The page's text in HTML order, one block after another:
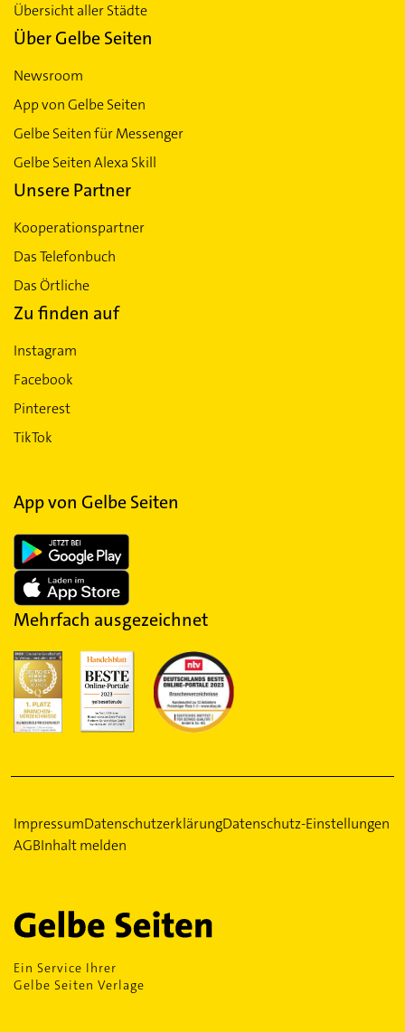
Übersicht aller Städte
Über Gelbe Seiten
Newsroom
App von Gelbe Seiten
Gelbe Seiten für Messenger
Gelbe Seiten Alexa Skill
Unsere Partner
Kooperationspartner
Das Telefonbuch
Das Örtliche
Zu finden auf
Instagram
Facebook
Pinterest
TikTok
App von Gelbe Seiten
Mehrfach ausgezeichnet
ImpressumDatenschutzerklärungDatenschutz-Einstellungen
AGBInhalt melden
Ein Service Ihrer
Gelbe Seiten Verlage